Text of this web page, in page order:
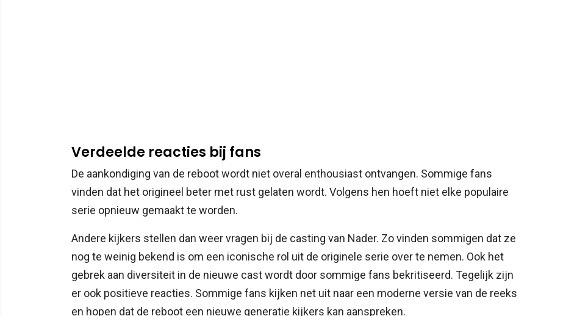
Verdeelde reacties bij fans
De aankondiging van de reboot wordt niet overal enthousiast ontvangen. Sommige fans
vinden dat het origineel beter met rust gelaten wordt. Volgens hen hoeft niet elke populaire
serie opnieuw gemaakt te worden.
Andere kijkers stellen dan weer vragen bij de casting van Nader. Zo vinden sommigen dat ze
nog te weinig bekend is om een iconische rol uit de originele serie over te nemen. Ook het
gebrek aan diversiteit in de nieuwe cast wordt door sommige fans bekritiseerd. Tegelijk zijn
er ook positieve reacties. Sommige fans kijken net uit naar een moderne versie van de reeks
en hopen dat de reboot een nieuwe generatie kijkers kan aanspreken.